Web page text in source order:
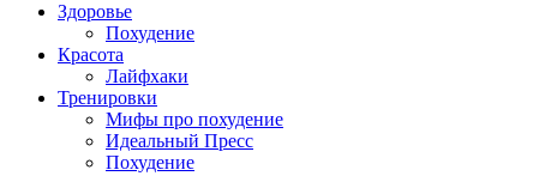
Здоровье
Похудение
Красота
Лайфхаки
Тренировки
Мифы про похудение
Идеальный Пресс
Похудение